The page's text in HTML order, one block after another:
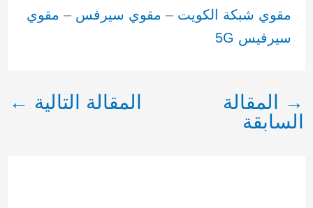
مقوي شبكة الكويت – مقوي سيرفس – مقوي
سيرفيس 5G
→
المقالة
السابقة
المقالة التالية ←